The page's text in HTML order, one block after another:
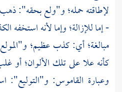
لإطاقته حمله؛ و"ولع بحقه":
- إما للإزالة؛ وإما لأنه
مبالغة؛ أي: كذب عظيم؛
كأنه علا على تلك الألوان؛ أو
وعبارة القاموس: و"التوليع":